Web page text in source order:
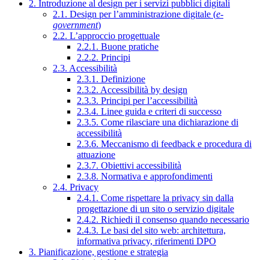
2. Introduzione al design per i servizi pubblici digitali
2.1. Design per l’amministrazione digitale (e-
government)
2.2. L’approccio progettuale
2.2.1. Buone pratiche
2.2.2. Principi
2.3. Accessibilità
2.3.1. Definizione
2.3.2. Accessibilità by design
2.3.3. Principi per l’accessibilità
2.3.4. Linee guida e criteri di successo
2.3.5. Come rilasciare una dichiarazione di
accessibilità
2.3.6. Meccanismo di feedback e procedura di
attuazione
2.3.7. Obiettivi accessibilità
2.3.8. Normativa e approfondimenti
2.4. Privacy
2.4.1. Come rispettare la privacy sin dalla
progettazione di un sito o servizio digitale
2.4.2. Richiedi il consenso quando necessario
2.4.3. Le basi del sito web: architettura,
informativa privacy, riferimenti DPO
3. Pianificazione, gestione e strategia